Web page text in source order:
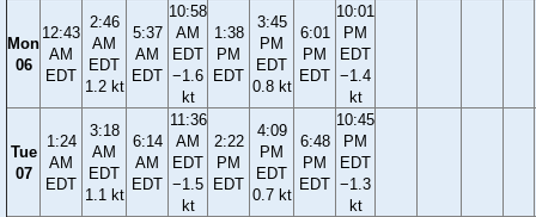
Mon
06
12:43
AM
EDT
2:46
AM
EDT
1.2 kt
5:37
AM
EDT
10:58
AM
EDT
−1.6
kt
1:38
PM
EDT
3:45
PM
EDT
0.8 kt
6:01
PM
EDT
10:01
PM
EDT
−1.4
kt
Tue
07
1:24
AM
EDT
3:18
AM
EDT
1.1 kt
6:14
AM
EDT
11:36
AM
EDT
−1.5
kt
2:22
PM
EDT
4:09
PM
EDT
0.7 kt
6:48
PM
EDT
10:45
PM
EDT
−1.3
kt